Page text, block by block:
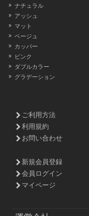
ナチュラル
アッシュ
マット
ベージュ
カッパー
ピンク
ダブルカラー
グラデーション
ご利用方法
利用規約
お問い合わせ
新規会員登録
会員ログイン
マイページ